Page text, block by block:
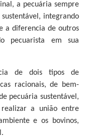
a pecuária sempre
integrando
a diferencia de outros
pecuarista em sua
de dois tipos de
racionais, de bem-
pecuária sustentável,
a união entre
e os bovinos,